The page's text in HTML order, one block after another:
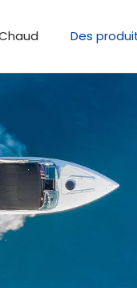
Des